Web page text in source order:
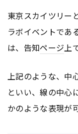
東京スカイツリー
ラボイベントであ
は、告知ページ上
上記のような、中
といい、線の中心
かのような表現が